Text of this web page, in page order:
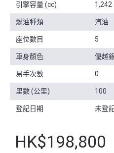
引擎容量 (cc) 1,242
燃油種類 汽油
座位數目 5
車身顏色 優越
易手次數 0
里數 (公里) 100
登記日期 未登
HK$198,800